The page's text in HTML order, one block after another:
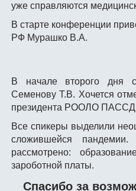
уже справляются
В старте конференции
РФ Мурашко В.А.
В начале второго дня
Семенову Т.В. Хочется
президента РООЛО
Все спикеры выделили
сложившейся
рассмотрено:
зароботной платы.
Спасибо за